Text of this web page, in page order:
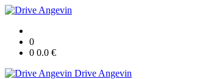
0
0 0.0 €
Drive Angevin